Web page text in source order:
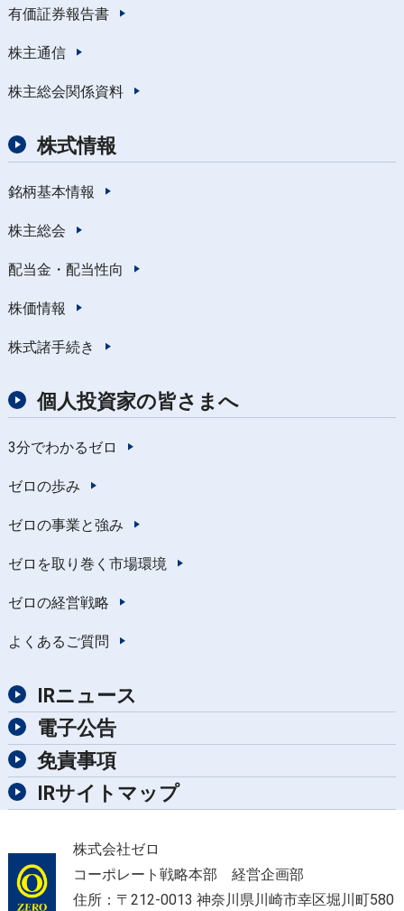
有価証券報告書
株主通信
株主総会関係資料
株式情報
銘柄基本情報
株主総会
配当金・配当性向
株価情報
株式諸手続き
個人投資家の皆さまへ
3分でわかるゼロ
ゼロの歩み
ゼロの事業と強み
ゼロを取り巻く市場環境
ゼロの経営戦略
よくあるご質問
IRニュース
電子公告
免責事項
IRサイトマップ
株式会社ゼロ
コーポレート戦略本部 経営企画部
住所：〒212-0013 神奈川県川崎市幸区堀川町580